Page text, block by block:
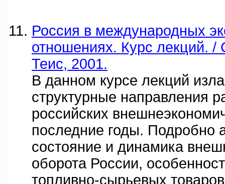
Россия в международных
отношениях. Курс лекций.
Теис, 2001.
В данном курсе лекций
структурные направления
российских
последние годы. Подробно
состояние и динамика
оборота России,
топливно-сырьевых